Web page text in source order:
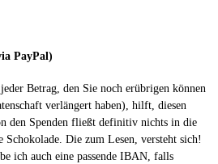
PayPal)
Betrag, den Sie noch erübrigen können
verlängert haben), hilft, diesen
den Spenden fließt definitiv nichts in die
Schokolade. Die zum Lesen, versteht sich!
ich auch eine passende IBAN, falls